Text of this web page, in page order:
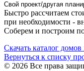
Свой проект/другая
Быстро рассчитаем
при необходимости -
Соберем и построим
Скачать каталог домов
Вернуться к списку
© 2026 Все права